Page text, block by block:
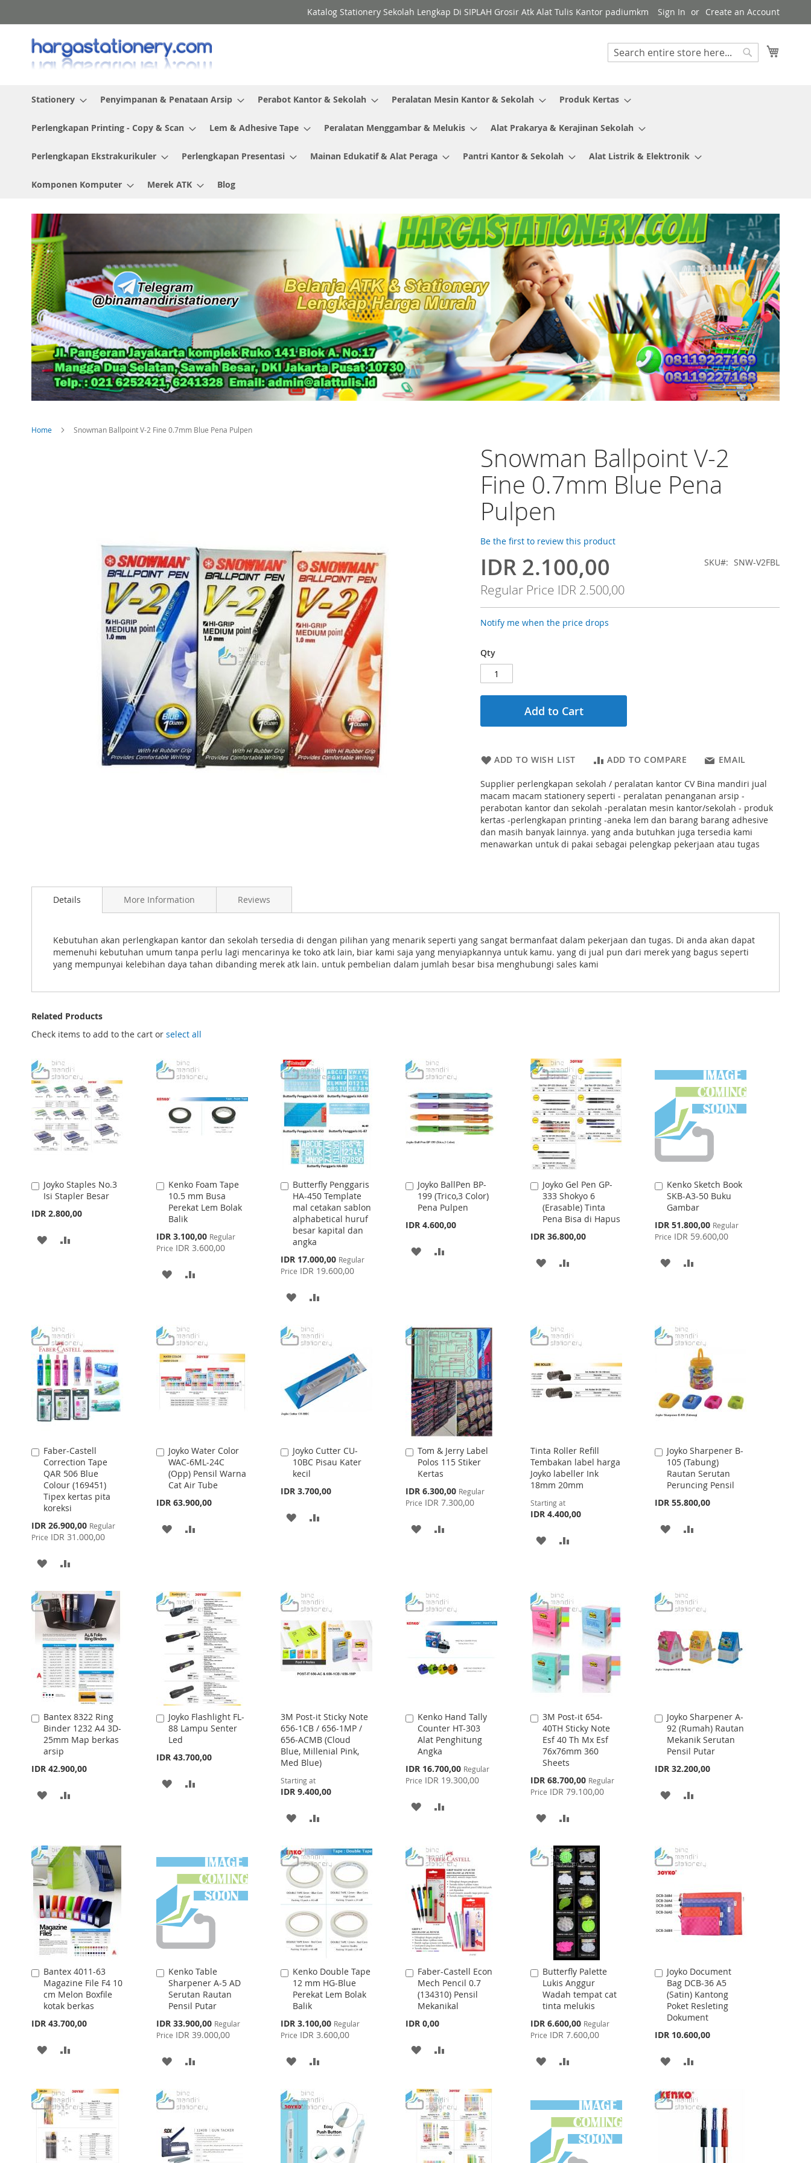
to
Content
Katalog Stationery Sekolah Lengkap Di SIPLAH Grosir Atk Alat Tulis Kantor padiumkm Sign In Create an Account
Search
Stationery Penyimpanan & Penataan Arsip Perabot Kantor & Sekolah Peralatan Mesin Kantor & Sekolah Produk Kertas
Perlengkapan Printing - Copy & Scan Lem & Adhesive Tape Peralatan Menggambar & Melukis Alat Prakarya & Kerajinan Sekolah
Perlengkapan Ekstrakurikuler Perlengkapan Presentasi Mainan Edukatif & Alat Peraga Pantri Kantor & Sekolah Alat Listrik & Elektronik
Komponen Komputer Merek ATK Blog
Home Snowman Ballpoint V-2 Fine 0.7mm Blue Pena Pulpen
Snowman Ballpoint V-2
Fine 0.7mm Blue Pena
Pulpen
Be the first to review this product
Special
Price
IDR 2.100,00
Regular Price IDR 2.500,00
SKU SNW-V2FBL
Notify me when the price drops
Qty
Add to Cart
ADD TO WISH LIST ADD TO COMPARE EMAIL
Supplier perlengkapan sekolah / peralatan kantor CV Bina mandiri jual
macam macam stationery seperti - peralatan penanganan arsip -
perabotan kantor dan sekolah -peralatan mesin kantor/sekolah - produk
kertas -perlengkapan printing -aneka lem dan barang barang adhesive
dan masih banyak lainnya. yang anda butuhkan juga tersedia kami
menawarkan untuk di pakai sebagai pelengkap pekerjaan atau tugas
to
images
gallery
Details
Kebutuhan akan perlengkapan kantor dan sekolah tersedia di dengan pilihan yang menarik seperti yang sangat bermanfaat dalam pekerjaan dan tugas. Di anda akan dapat
memenuhi kebutuhan umum tanpa perlu lagi mencarinya ke toko atk lain, biar kami saja yang menyiapkannya untuk kamu. yang di jual pun dari merek yang bagus seperti
yang mempunyai kelebihan daya tahan dibanding merek atk lain. untuk pembelian dalam jumlah besar bisa menghubungi sales kami
More Information Reviews
Related Products
Check items to add to the cart or select all
Joyko Staples No.3
Isi Stapler Besar
IDR 2.800,00
Add
to
Cart
ADD
Kenko Foam Tape
10.5 mm Busa
Perekat Lem Bolak
Balik
Special
Price
IDR 3.100,00 Regular
Price IDR 3.600,00
Add
to
Cart
ADD
LIST
Butterfly Penggaris
HA-450 Template
mal cetakan sablon
alphabetical huruf
besar kapital dan
angka
Special
Price
IDR 17.000,00 Regular
Price IDR 19.600,00
Add
to
Cart
ADD
WISHCOMPARE
Joyko BallPen BP-
199 (Trico,3 Color)
Pena Pulpen
IDR 4.600,00
Add
to
Cart
ADD
Joyko Gel Pen GP-
333 Shokyo 6
(Erasable) Tinta
Pena Bisa di Hapus
IDR 36.800,00
Add
to
Cart
ADD
LIST
Kenko Sketch Book
SKB-A3-50 Buku
Gambar
Special
Price
IDR 51.800,00 Regular
Price IDR 59.600,00
Add
to
Cart
ADD
LIST
Faber-Castell
Correction Tape
QAR 506 Blue
Colour (169451)
Tipex kertas pita
koreksi
Special
Price
IDR 26.900,00 Regular
Price IDR 31.000,00
Add
to
Cart
ADD
WISH
LIST
COMPARE
Joyko Water Color
WAC-6ML-24C
(Opp) Pensil Warna
Cat Air Tube
IDR 63.900,00
Add
to
Cart
ADD
LIST
Joyko Cutter CU-
10BC Pisau Kater
kecil
IDR 3.700,00
Add
to
Cart
ADD
Tom & Jerry Label
Polos 115 Stiker
Kertas
Special
Price
IDR 6.300,00 Regular
Price IDR 7.300,00
Add
to
Cart
ADD
LIST
Tinta Roller Refill
Tembakan label harga
Joyko labeller Ink
18mm 20mm
Starting at
IDR 4.400,00
ADD
LIST
Joyko Sharpener B-
105 (Tabung)
Rautan Serutan
Peruncing Pensil
IDR 55.800,00
Add
to
Cart
ADD
LIST
Bantex 8322 Ring
Binder 1232 A4 3D-
25mm Map berkas
arsip
IDR 42.900,00
Add
to
Cart
ADD
LIST
Joyko Flashlight FL-
88 Lampu Senter
Led
IDR 43.700,00
Add
to
Cart
ADD
3M Post-it Sticky Note
656-1CB / 656-1MP /
656-ACMB (Cloud
Blue, Millenial Pink,
Med Blue)
Starting at
IDR 9.400,00
ADD
WISH
LIST
COMPARE
Kenko Hand Tally
Counter HT-303
Alat Penghitung
Angka
Special
Price
IDR 16.700,00 Regular
Price IDR 19.300,00
Add
to
Cart
ADD
WISH
LIST
3M Post-it 654-
40TH Sticky Note
Esf 40 Th Mx Esf
76x76mm 360
Sheets
Special
Price
IDR 68.700,00 Regular
Price IDR 79.100,00
Add
to
Cart
ADD
WISH
LIST
COMPARE
Joyko Sharpener A-
92 (Rumah) Rautan
Mekanik Serutan
Pensil Putar
IDR 32.200,00
Add
to
Cart
ADD
LIST
Bantex 4011-63
Magazine File F4 10
cm Melon Boxfile
kotak berkas
IDR 43.700,00
Add
to
Cart
ADD
WISH
LIST
COMPARE
Kenko Table
Sharpener A-5 AD
Serutan Rautan
Pensil Putar
Special
Price
IDR 33.900,00 Regular
Price IDR 39.000,00
Add
to
Cart
ADD
WISHCOMPARE
Kenko Double Tape
12 mm HG-Blue
Perekat Lem Bolak
Balik
Special
Price
IDR 3.100,00 Regular
Price IDR 3.600,00
Add
to
Cart
ADD
WISHCOMPARE
Faber-Castell Econ
Mech Pencil 0.7
(134310) Pensil
Mekanikal
IDR 0,00
Add
to
Cart
ADD
WISH
LIST
COMPARE
Butterfly Palette
Lukis Anggur
Wadah tempat cat
tinta melukis
Special
Price
IDR 6.600,00 Regular
Price IDR 7.600,00
Add
to
Cart
ADD
WISHCOMPARE
Joyko Document
Bag DCB-36 A5
(Satin) Kantong
Poket Resleting
Dokument
IDR 10.600,00
Add
to
Cart
ADD
WISHCOMPARE